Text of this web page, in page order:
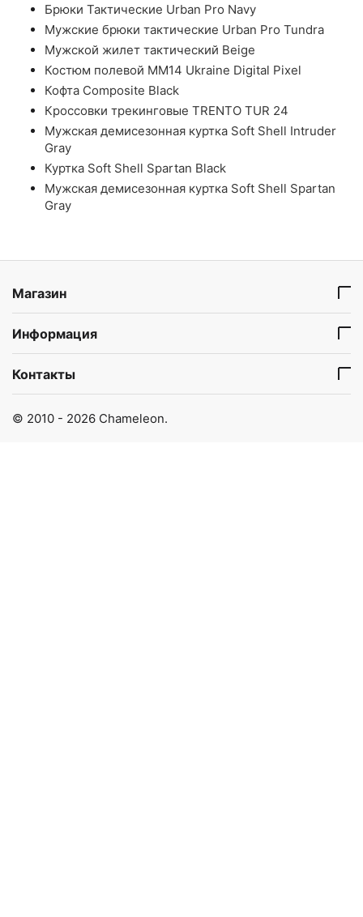
Брюки Тактические Urban Pro Navy
Мужские брюки тактические Urban Pro Tundra
Мужской жилет тактический Beige
Костюм полевой ММ14 Ukraine Digital Pixel
Кофта Composite Black
Кроссовки трекинговые TRENTO TUR 24
Мужская демисезонная куртка Soft Shell Intruder
Gray
Куртка Soft Shell Spartan Black
Мужская демисезонная куртка Soft Shell Spartan
Gray
Магазин
Информация
Контакты
© 2010 - 2026 Chameleon.